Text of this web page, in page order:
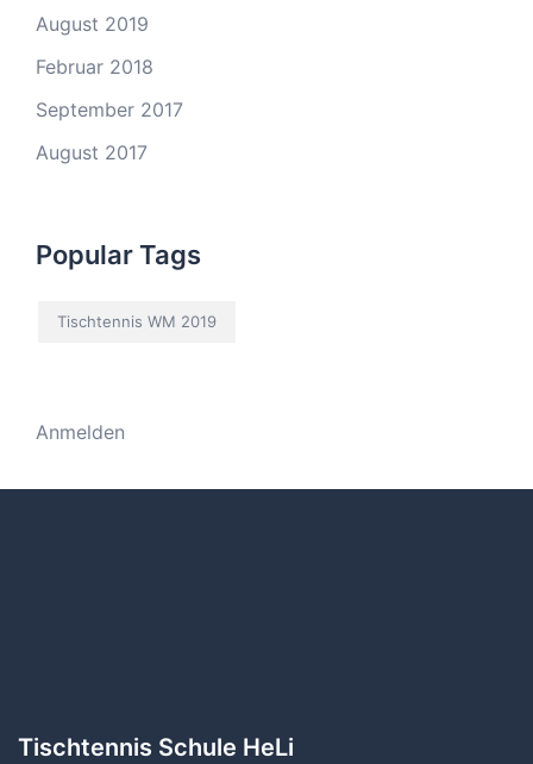
August 2019
Februar 2018
September 2017
August 2017
Popular Tags
Tischtennis WM 2019
Anmelden
Tischtennis Schule HeLi